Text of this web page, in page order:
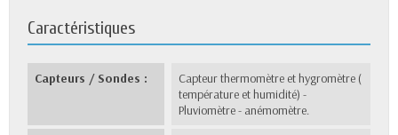
Caractéristiques
Capteurs / Sondes :
Capteur thermomètre et hygromètre (
température et humidité) -
Pluviomètre - anémomètre.